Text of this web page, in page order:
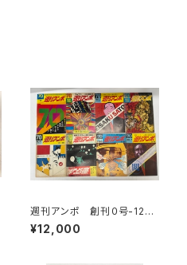
週刊アンポ 創刊０号-12号
13冊 小田実 1970年 ア
ンポ社
¥12,000